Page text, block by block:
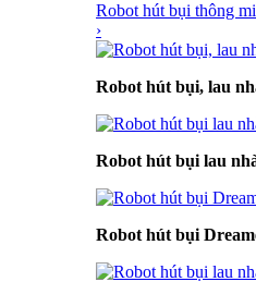
Robot hút bụi thông
›
Robot hút bụi, lau
Robot hút bụi lau
Robot hút bụi